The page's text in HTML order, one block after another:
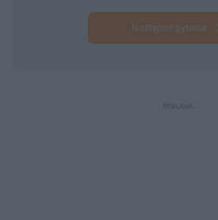
Następne pytanie